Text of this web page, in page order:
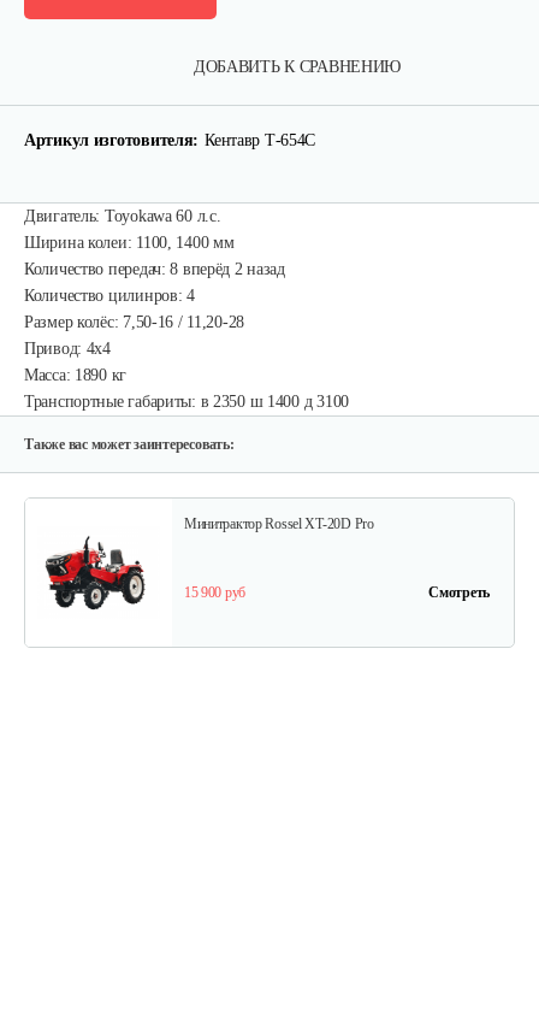
ДОБАВИТЬ К СРАВНЕНИЮ
Артикул изготовителя: Кентавр Т-654C
Двигатель: Toyokawa 60 л.с.
Ширина колеи: 1100, 1400 мм
Количество передач: 8 вперёд 2 назад
Количество цилинров: 4
Размер колёс: 7,50-16 / 11,20-28
Привод: 4x4
Масса: 1890 кг
Транспортные габариты: в 2350 ш 1400 д 3100
Также вас может заинтересовать:
Минитрактор Rossel XT-20D Pro
15 900 руб Смотреть